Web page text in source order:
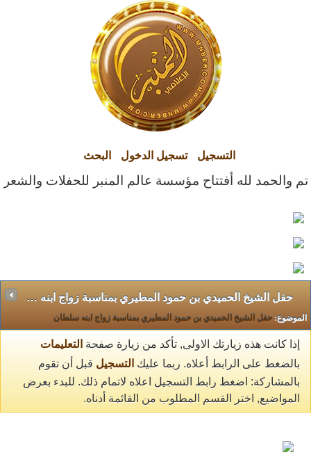
التسجيل تسجيل الدخول البحث
لله أفتتاح مؤسسة عالم المنبر للحفلات والشعراء التابعه
حفل الشيخ الحميدي بن حمود المطيري بمناسبة زواج ابنه سلطان
الموضوع: حفل الشيخ الحميدي بن حمود المطيري بمناسبة زواج ابنه سلطان
إذا كانت هذه زيارتك الاولى, تأكد من زيارة صفحة التعليمات
بالضغط على الرابط أعلاه. ربما عليك التسجيل قبل أن تقوم
بالمشاركة: اضغط رابط التسجيل اعلاه لاتمام ذلك. للبدء بعرض
المواضيع, اختر القسم المطلوب من القائمة أدناه.